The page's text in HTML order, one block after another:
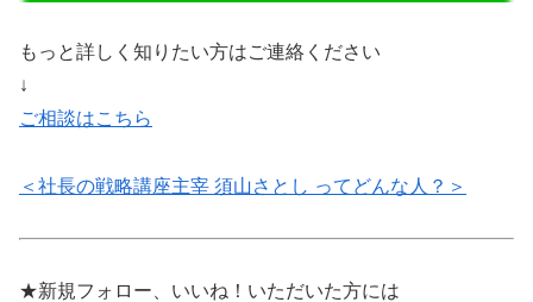
もっと詳しく知りたい方はご連絡ください
↓
ご相談はこちら
＜社長の戦略講座主宰 須山さとし ってどんな人？＞
★新規フォロー、いいね！いただいた方には